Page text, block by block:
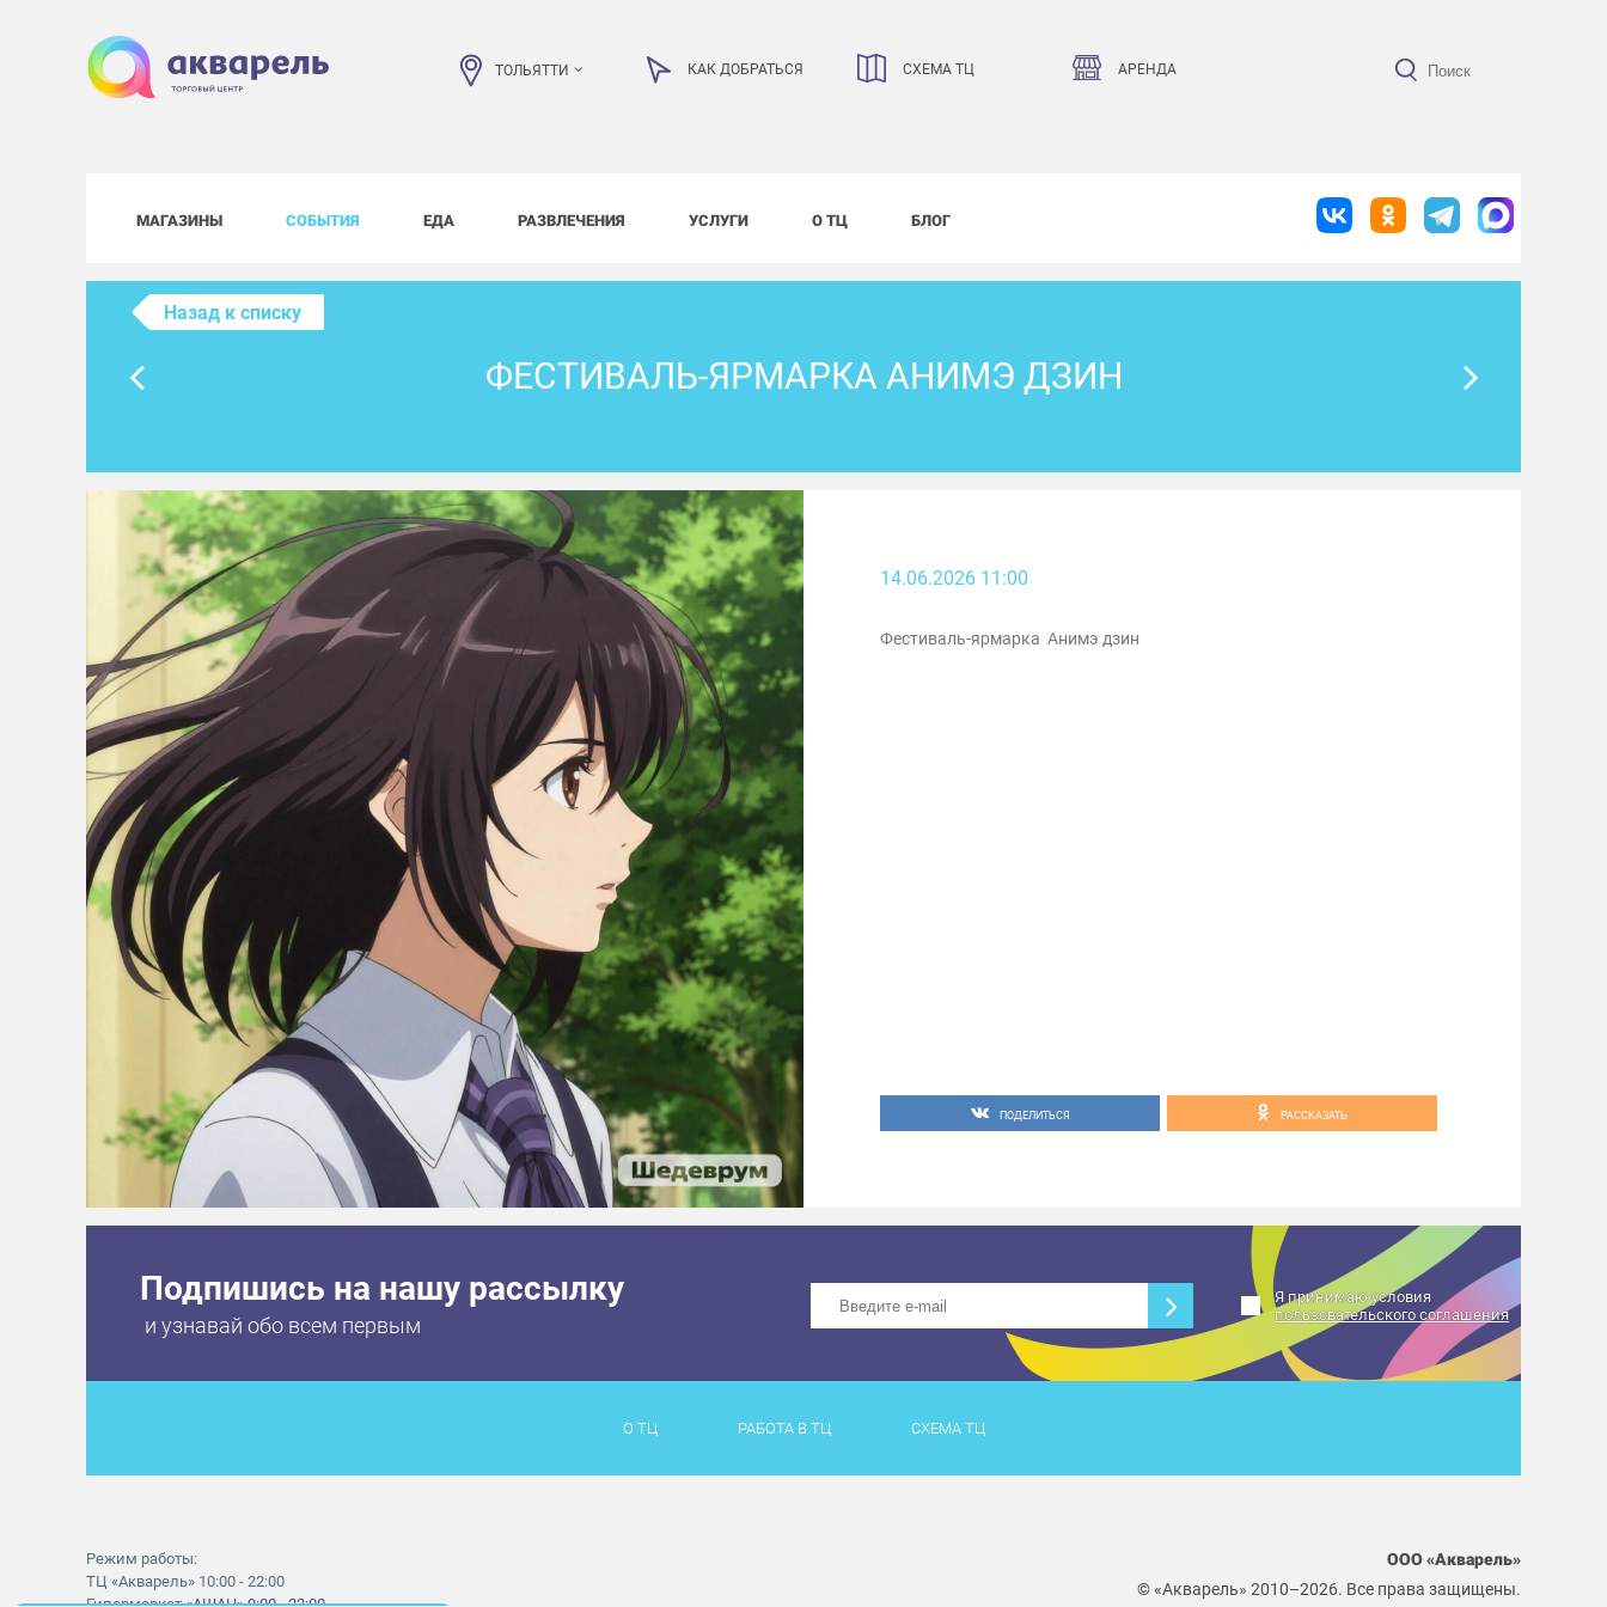
ТОЛЬЯТТИ КАК ДОБРАТЬСЯ СХЕМА ТЦ АРЕНДА
МАГАЗИНЫ СОБЫТИЯ ЕДА РАЗВЛЕЧЕНИЯ УСЛУГИ О ТЦ БЛОГ
Назад к списку
ФЕСТИВАЛЬ-ЯРМАРКА АНИМЭ ДЗИН
14.06.2026 11:00
Фестиваль-ярмарка Анимэ дзин
ПОДЕЛИТЬСЯ РАССКАЗАТЬ
Подпишись на нашу рассылку
и узнавай обо всем первым
Я принимаю условия
пользовательского соглашения
О ТЦ РАБОТА В ТЦ СХЕМА ТЦ
Режим работы:
ТЦ «Акварель» 10:00 - 22:00
ООО «Акварель»
© «Акварель» 2010–2026. Все права защищены.